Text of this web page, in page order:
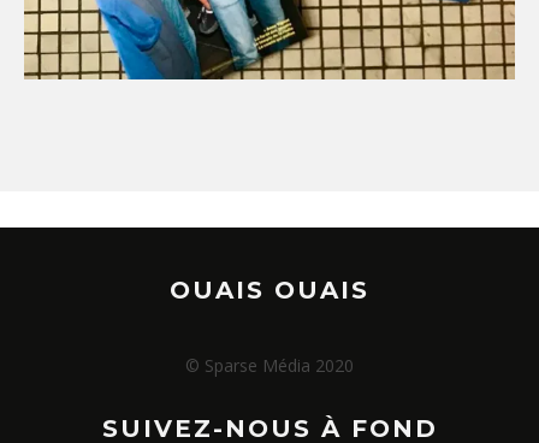
OUAIS OUAIS
© Sparse Média 2020
SUIVEZ-NOUS À FOND